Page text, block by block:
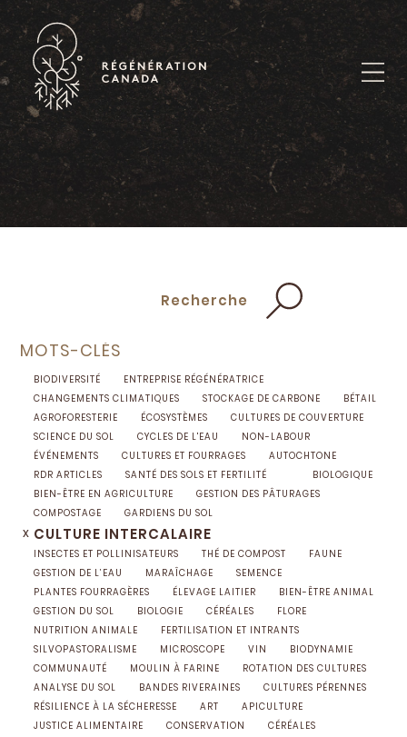
Skip
content
Recherche
MOTS-CLÉS
BIODIVERSITÉ
ENTREPRISE RÉGÉNÉRATRICE
CHANGEMENTS CLIMATIQUES
STOCKAGE DE CARBONE
BÉTAIL
AGROFORESTERIE
ÉCOSYSTÈMES
CULTURES DE COUVERTURE
SCIENCE DU SOL
CYCLES DE L'EAU
NON-LABOUR
ÉVÉNEMENTS
CULTURES ET FOURRAGES
AUTOCHTONE
RDR ARTICLES
SANTÉ DES SOLS ET FERTILITÉ
BIOLOGIQUE
BIEN-ÊTRE EN AGRICULTURE
GESTION DES PÂTURAGES
COMPOSTAGE
GARDIENS DU SOL
x CULTURE INTERCALAIRE
INSECTES ET POLLINISATEURS THÉ DE COMPOST
FAUNE
GESTION DE L’EAU
MARAÎCHAGE
SEMENCE
PLANTES FOURRAGÈRES
ÉLEVAGE LAITIER
BIEN-ÊTRE ANIMAL
GESTION DU SOL
BIOLOGIE CÉRÉALES
FLORE
NUTRITION ANIMALE
FERTILISATION ET INTRANTS
SILVOPASTORALISME
MICROSCOPE VIN
BIODYNAMIE
COMMUNAUTÉ
MOULIN À FARINE
ROTATION DES CULTURES
ANALYSE DU SOL
BANDES RIVERAINES
CULTURES PÉRENNES
RÉSILIENCE À LA SÉCHERESSE
ART
APICULTURE
JUSTICE ALIMENTAIRE
CONSERVATION
CÉRÉALES